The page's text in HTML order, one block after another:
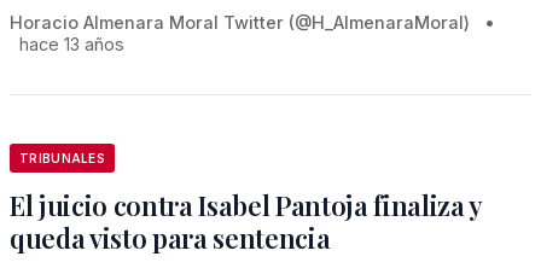
Horacio Almenara Moral Twitter (@H_AlmenaraMoral)
•
hace 13 años
TRIBUNALES
El juicio contra Isabel Pantoja finaliza y
queda visto para sentencia